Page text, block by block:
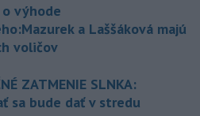
o výhode
a Laššáková majú
voličov
ZATMENIE SLNKA:
sa bude dať v stredu